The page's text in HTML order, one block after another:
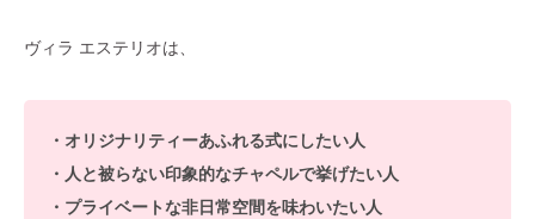
ヴィラ エステリオは、
・オリジナリティーあふれる式にしたい人
・人と被らない印象的なチャペルで挙げたい人
・プライベートな非日常空間を味わいたい人